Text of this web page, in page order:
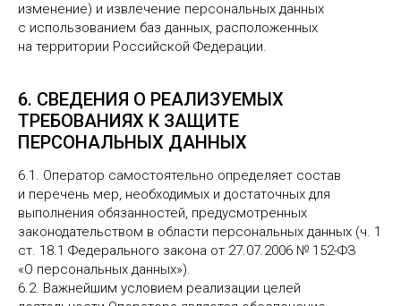
изменение) и извлечение персональных данных
с использованием баз данных, расположенных
на территории Российской Федерации.
6. СВЕДЕНИЯ О РЕАЛИЗУЕМЫХ
ТРЕБОВАНИЯХ К ЗАЩИТЕ
ПЕРСОНАЛЬНЫХ ДАННЫХ
6.1. Оператор самостоятельно определяет состав
и перечень мер, необходимых и достаточных для
выполнения обязанностей, предусмотренных
законодательством в области персональных данных (ч. 1
ст. 18.1 Федерального закона от 27.07.2006 № 152-ФЗ
«О персональных данных»).
6.2. Важнейшим условием реализации целей